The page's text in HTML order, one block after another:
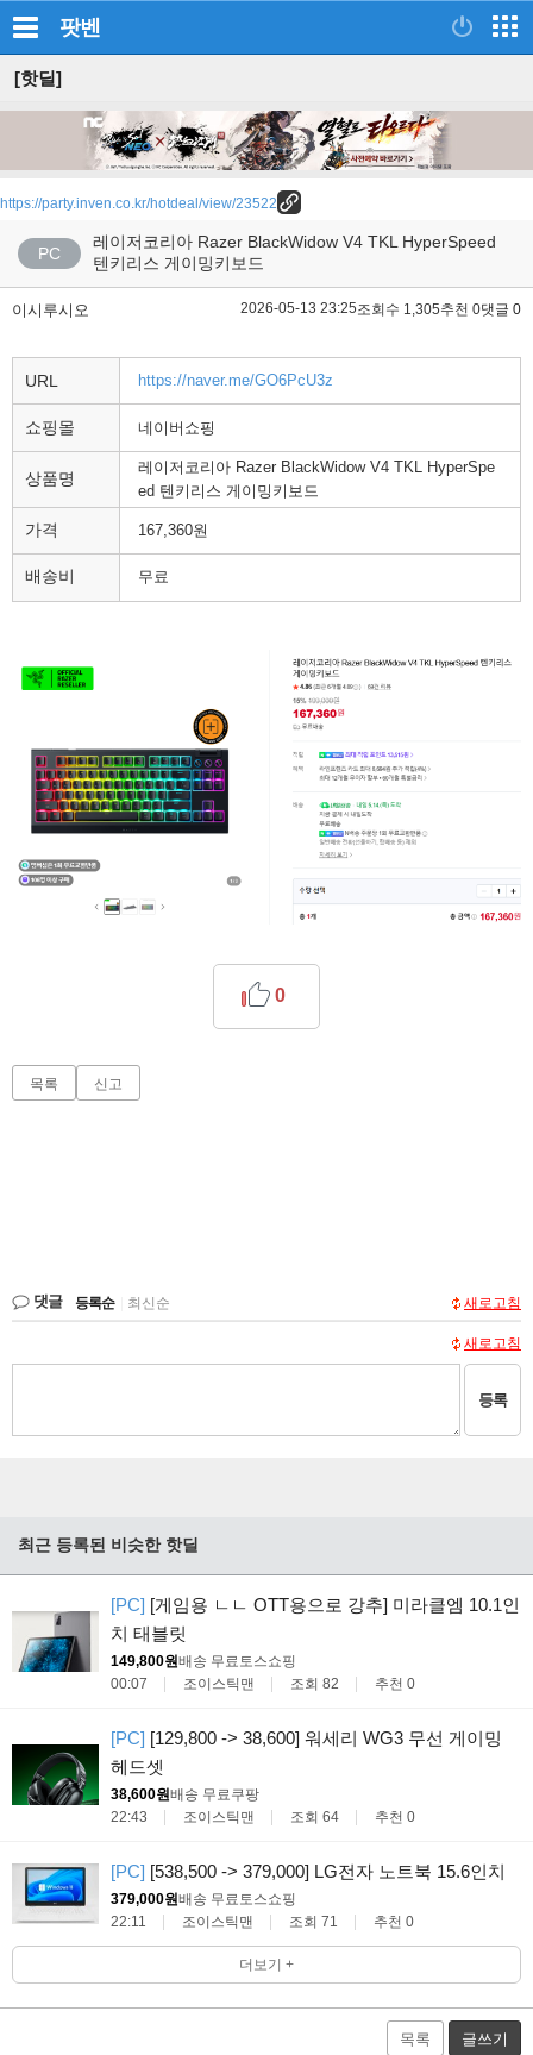
팟벤
[핫딜]
https://party.inven.co.kr/hotdeal/view/23522
PC
레이저코리아 Razer BlackWidow V4 TKL HyperSpeed
텐키리스 게이밍키보드
이시루시오 2026-05-13 23:25조회수 1,305추천 0댓글 0
URL https://naver.me/GO6PcU3z
쇼핑몰 네이버쇼핑
상품명
레이저코리아 Razer BlackWidow V4 TKL HyperSpe
ed 텐키리스 게이밍키보드
가격 167,360원
배송비 무료
0
목록 신고
댓글 등록순 최신순 새로고침
새로고침
등록
최근 등록된 비슷한 핫딜
[PC] [게임용 ㄴㄴ OTT용으로 강추] 미라클엠 10.1인
치 태블릿
149,800원배송 무료 토스쇼핑
00:07
조이스틱맨 조회 82 추천 0
[PC] [129,800 -> 38,600] 워세리 WG3 무선 게이밍
헤드셋
38,600원배송 무료 쿠팡
22:43
조이스틱맨 조회 64 추천 0
[PC] [538,500 -> 379,000] LG전자 노트북 15.6인치
379,000원배송 무료 토스쇼핑
22:11
조이스틱맨 조회 71 추천 0
더보기 +
목록 글쓰기